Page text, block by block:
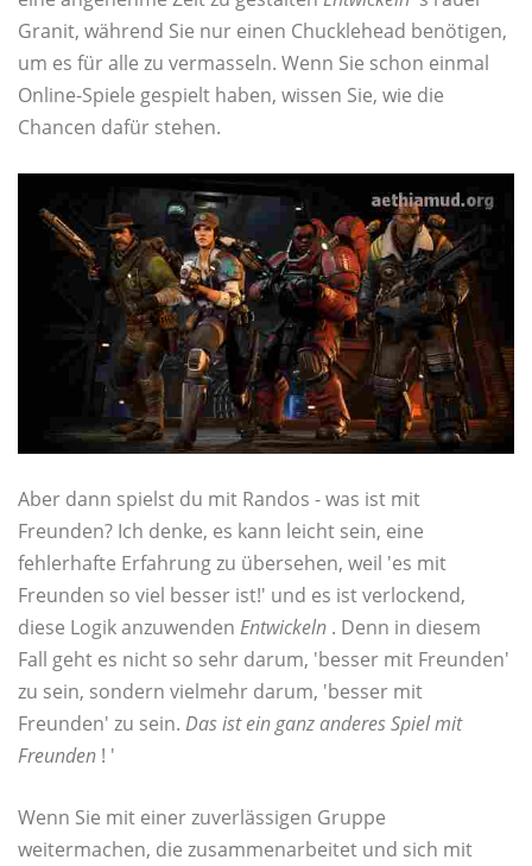
Granit, während Sie nur einen Chucklehead benötigen,
um es für alle zu vermasseln. Wenn Sie schon einmal
Online-Spiele gespielt haben, wissen Sie, wie die
Chancen dafür stehen.
Aber dann spielst du mit Randos - was ist mit
Freunden? Ich denke, es kann leicht sein, eine
fehlerhafte Erfahrung zu übersehen, weil 'es mit
Freunden so viel besser ist!' und es ist verlockend,
diese Logik anzuwenden Entwickeln . Denn in diesem
Fall geht es nicht so sehr darum, 'besser mit Freunden'
zu sein, sondern vielmehr darum, 'besser mit
Freunden' zu sein. Das ist ein ganz anderes Spiel mit
Freunden ! '
Wenn Sie mit einer zuverlässigen Gruppe
weitermachen, die zusammenarbeitet und sich mit